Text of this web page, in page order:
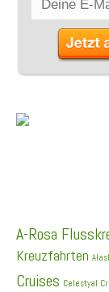
A-Rosa
Kreuzfahrten
Cruises Celestyal